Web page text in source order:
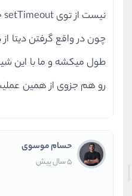
نیست از توی setTimeout خارج کنیم ؟
چون در واقع گرفتن دیتا
طول میکشه و ما با این
رو هم جزوی از همین
حسام موسوی
5 سال پیش